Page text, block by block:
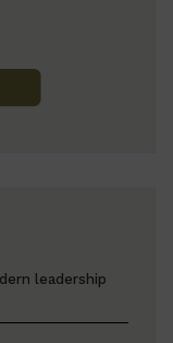
leadership